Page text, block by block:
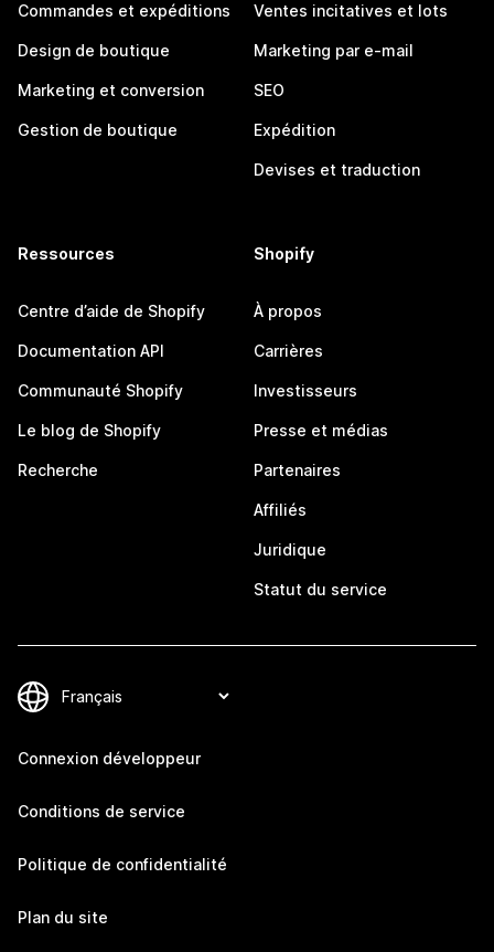
Commandes et expéditions
Design de boutique
Marketing et conversion
Gestion de boutique
Ventes incitatives et lots
Marketing par e-mail
SEO
Expédition
Devises et traduction
Ressources
Centre d’aide de Shopify
Documentation API
Communauté Shopify
Le blog de Shopify
Recherche
Shopify
À propos
Carrières
Investisseurs
Presse et médias
Partenaires
Affiliés
Juridique
Statut du service
Connexion développeur
Conditions de service
Politique de confidentialité
Plan du site